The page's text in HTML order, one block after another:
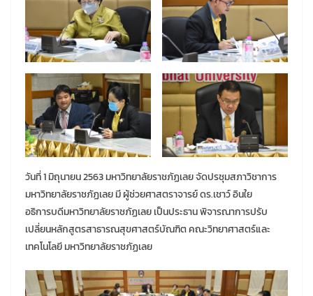
วันที่ 1 มิถุนายน 2563 มหาวิทยาลัยราชภัฏเลย จัดปรชุมสภาวิชาการ
มหาวิทยาลัยราชภัฏเลย มี ผู้ช่วยศาสตราจารย์ ดร.เชาว์ อินใย
อธิการบดีมหาวิทยาลัยราชภัฏเลย เป็นประธาน พิจารณาการปรับ
เปลี่ยนหลักสูตรสาธารณสุขศาสตร์บัณฑิต คณะวิทยาศาสตร์และ
เทคโนโลยี มหาวิทยาลัยราชภัฏเลย